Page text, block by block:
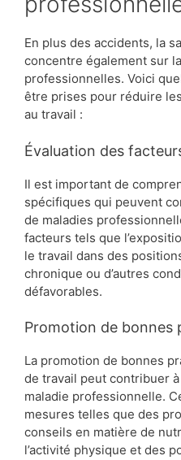
En plus des accidents, la
concentre également sur
professionnelles. Voici
être prises pour réduire
au travail :
Évaluation des
Il est important de
spécifiques qui peuvent
de maladies
facteurs tels que
le travail dans des
chronique ou d’autres
défavorables.
Promotion de
La promotion de bonnes
de travail peut contribuer
maladie professionnelle.
mesures telles que des
conseils en matière de
l’activité physique et des